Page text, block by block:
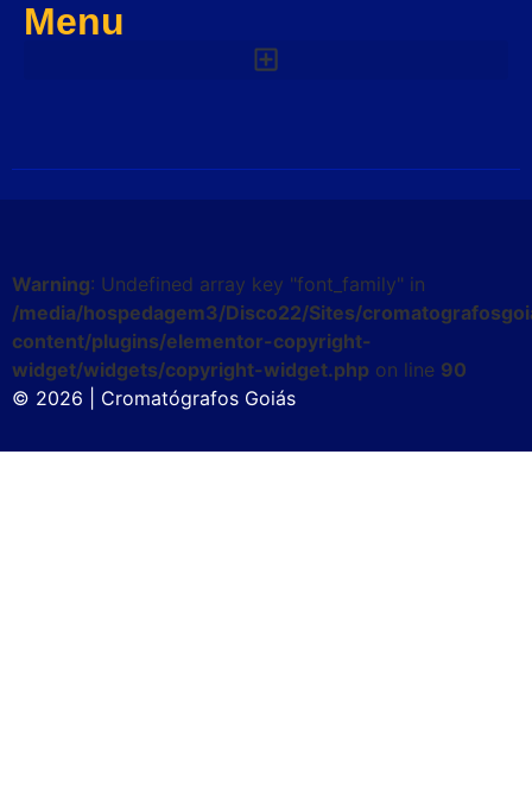
Menu
Warning: Undefined array key "font_family" in
/media/hospedagem3/Disco22/Sites/
content/plugins/elementor-copyright-
widget/widgets/copyright-widget.php on line 90
© 2026 | Cromatógrafos Goiás